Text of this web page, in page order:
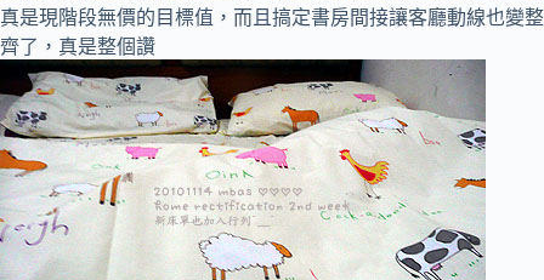
真是現階段無價的目標值，而且搞定書房間接讓客廳動線也變整
齊了，真是整個讚